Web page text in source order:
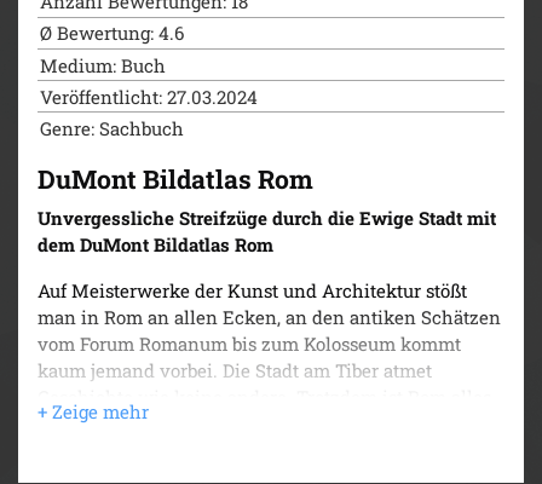
die informativen Texte und übersichtlichen Karten zu
den schönsten Sehenswürdigkeiten und
Ausflugszielen. Eingestreute Reportagen und Specials
greifen aktuelle und interessante Themen auf, die
nicht jeder kennt. Machen Sie sich schon zu Hause
wissenswert ist, und sammeln Sie Eindrücke, die
nicht so schnell verblassen!
Ø Bewertung: 4.6
Medium: Buch
Veröffentlicht: 27.03.2024
Genre: Sachbuch
DuMont Bildatlas Rom
Unvergessliche Streifzüge durch die Ewige Stadt mit
dem DuMont Bildatlas Rom
Auf Meisterwerke der Kunst und Architektur stößt
man in Rom an allen Ecken, an den antiken Schätzen
vom Forum Romanum bis zum Kolosseum kommt
kaum jemand vorbei. Die Stadt am Tiber atmet
andere als verstaubt: Die Flaniermeilen locken mit